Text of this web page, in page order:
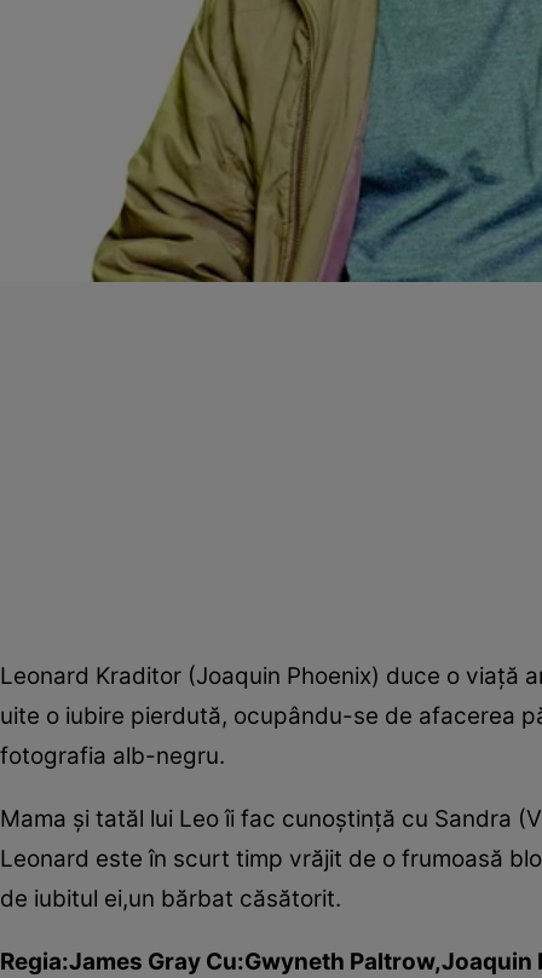
Leonard Kraditor (Joaquin Phoenix) duce o viaţă
uite o iubire pierdută, ocupându-se de afacerea
fotografia alb-negru.
Mama şi tatăl lui Leo îi fac cunoştinţă cu Sandra
Leonard este în scurt timp vrăjit de o frumoasă
de iubitul ei,un bărbat căsătorit.
Regia:James Gray Cu:Gwyneth